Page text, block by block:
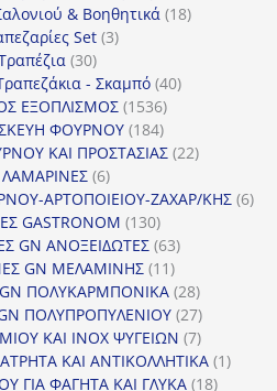
& Βοηθητικά 1818
Set 33
3030
προϊόντα
- Σκαμπό 4040
ΕΞΟΠΛΙΣΜΟΣ 15361536
προϊόντα
ΣΚΕΥΗ ΦΟΥΡΝΟΥ 184184
προϊόντα
ΚΑΙ ΠΡΟΣΤΑΣΙΑΣ 2222
ΛΑΜΑΡΙΝΕΣ 66
προϊόντα
ΑΡΤΟΠΟΙΕΙΟΥ-ΖΑΧΑΡ/ΚΗΣ 66
GASTRONOM 130130
προϊόντα
GN ΑΝΟΞΕΙΔΩΤΕΣ 6363
GN ΜΕΛΑΜΙΝΗΣ 1111
προϊόντα
ΠΟΛΥΚΑΡΜΠΟΝΙΚΑ 2828
προϊόντα
ΠΟΛΥΠΡΟΠΥΛΕΝΙΟΥ 2727
προϊόντα
ΚΑΙ INOX ΨΥΓΕΙΩΝ 77
προϊόντα
ΚΑΙ ΑΝΤΙΚΟΛΛΗΤΙΚΑ 11
ΓΙΑ ΦΑΓΗΤΑ ΚΑΙ ΓΛΥΚΑ 1818